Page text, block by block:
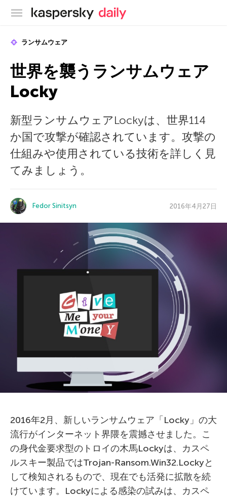
カスペルスキー公式ブログ
ランサムウェア
世界を襲うランサムウェア
Locky
新型ランサムウェアLockyは、世界114
か国で攻撃が確認されています。攻撃の
仕組みや使用されている技術を詳しく見
てみましょう。
Fedor Sinitsyn 2016年4月27日
2016年2月、新しいランサムウェア「Locky」の大
流行がインターネット界隈を震撼させました。こ
の身代金要求型のトロイの木馬Lockyは、カスペ
ルスキー製品ではTrojan-Ransom.Win32.Lockyと
して検知されるもので、現在でも活発に拡散を続
けています。Lockyによる感染の試みは、カスペ